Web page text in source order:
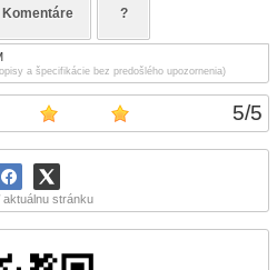
5/5
aktuálnu stránku
Komentáre ?
a špecifikácie bez predošlého upozornenia)